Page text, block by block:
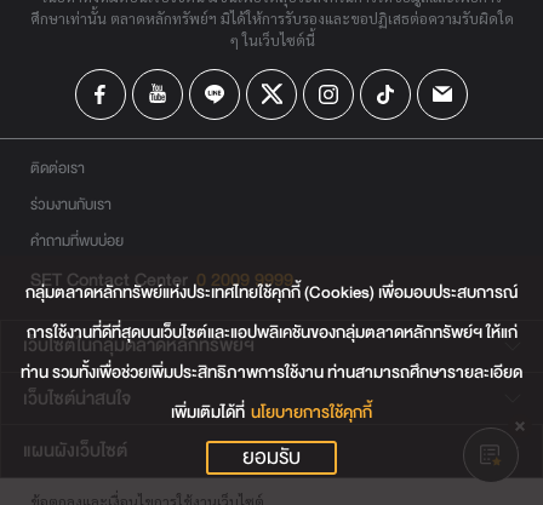
ศึกษาเท่านั้น ตลาดหลักทรัพย์ฯ มิได้ให้การรับรองและขอปฏิเสธต่อความรับผิดใด
ๆ ในเว็บไซต์นี้
ติดต่อเรา
ร่วมงานกับเรา
คำถามที่พบบ่อย
SET Contact Center 0 2009 9999
เว็บไซต์ในกลุ่มตลาดหลักทรัพย์ฯ
เว็บไซต์น่าสนใจ
แผนผังเว็บไซต์
กลุ่มตลาดหลักทรัพย์แห่งประเทศไทยใช้คุกกี้ (Cookies) เพื่อมอบประสบการณ์
การใช้งานที่ดีที่สุดบนเว็บไซต์และแอปพลิเคชันของกลุ่มตลาดหลักทรัพย์ฯ ให้แก่
ท่าน รวมทั้งเพื่อช่วยเพิ่มประสิทธิภาพการใช้งาน ท่านสามารถศึกษารายละเอียด
เพิ่มเติมได้ที่ นโยบายการใช้คุกกี้
ยอมรับ